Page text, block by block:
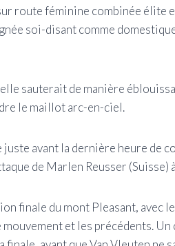
route féminine combinée élite
soi-disant comme
sauterait de manière
le maillot arc-en-ciel.
avant la dernière heure de
de Marlen Reusser (Suisse)
finale du mont Pleasant, avec
et les précédents.